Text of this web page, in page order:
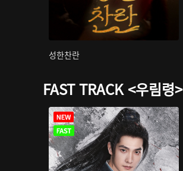
성한찬란
FAST TRACK <우림령>